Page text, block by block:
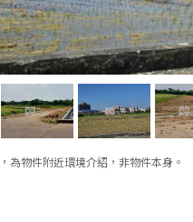
為物件附近環境介紹，非物件本身。